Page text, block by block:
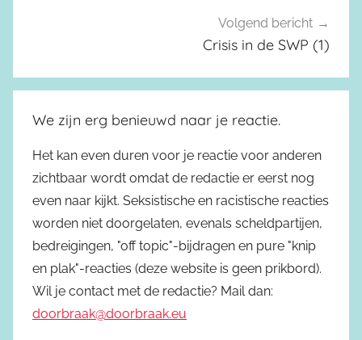
Volgend bericht
Crisis in de SWP (1)
We zijn erg benieuwd naar je reactie.
Het kan even duren voor je reactie voor anderen
zichtbaar wordt omdat de redactie er eerst nog
even naar kijkt. Seksistische en racistische reacties
worden niet doorgelaten, evenals scheldpartijen,
bedreigingen, "off topic"-bijdragen en pure "knip
en plak"-reacties (deze website is geen prikbord).
Wil je contact met de redactie? Mail dan:
doorbraak@doorbraak.eu